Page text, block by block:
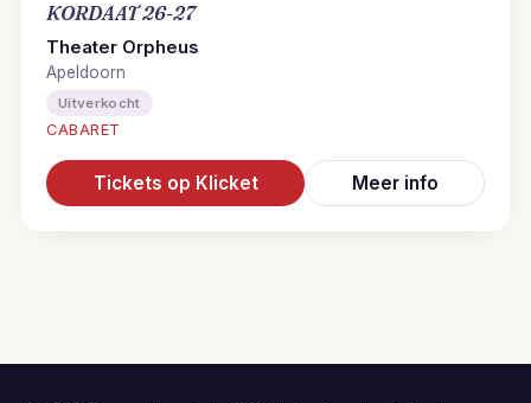
KORDAAT 26-27
Theater Orpheus
Apeldoorn
Uitverkocht
CABARET
Tickets op Klicket Meer info